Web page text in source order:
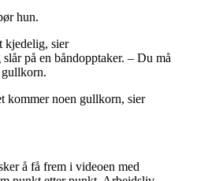
hun.
kjedelig, sier
på en båndopptaker. – Du må
gullkorn.
kommer noen gullkorn, sier
å få frem i videoen med